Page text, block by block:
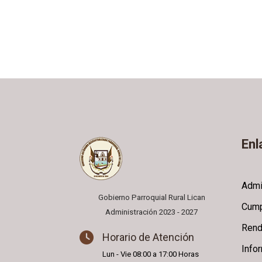
Gobierno Parroquial Rural Lican
Administración 2023 - 2027
Horario de Atención
Lun - Vie 08:00 a 17:00 Horas